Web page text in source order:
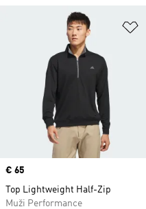
Price
€ 65
Top Lightweight Half-Zip
Muži Performance